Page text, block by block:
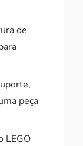
de
peça
LEGO